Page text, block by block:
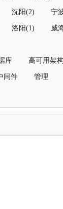
沈阳(2) 宁
洛阳(1) 威
库 高可用架构
间件 管理